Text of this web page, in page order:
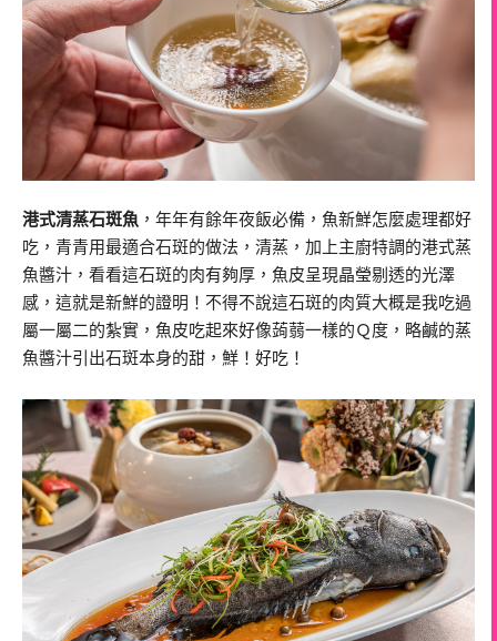
港式清蒸石斑魚 ，年年有餘年夜飯必備，魚新鮮怎麼處理都好
吃，青青用最適合石斑的做法，清蒸，加上主廚特調的港式蒸
魚醬汁，看看這石斑的肉有夠厚，魚皮呈現晶瑩剔透的光澤
感，這就是新鮮的證明！不得不說這石斑的肉質大概是我吃過
屬一屬二的紮實，魚皮吃起來好像蒟蒻一樣的Ｑ度，略鹹的蒸
魚醬汁引出石斑本身的甜，鮮！好吃！